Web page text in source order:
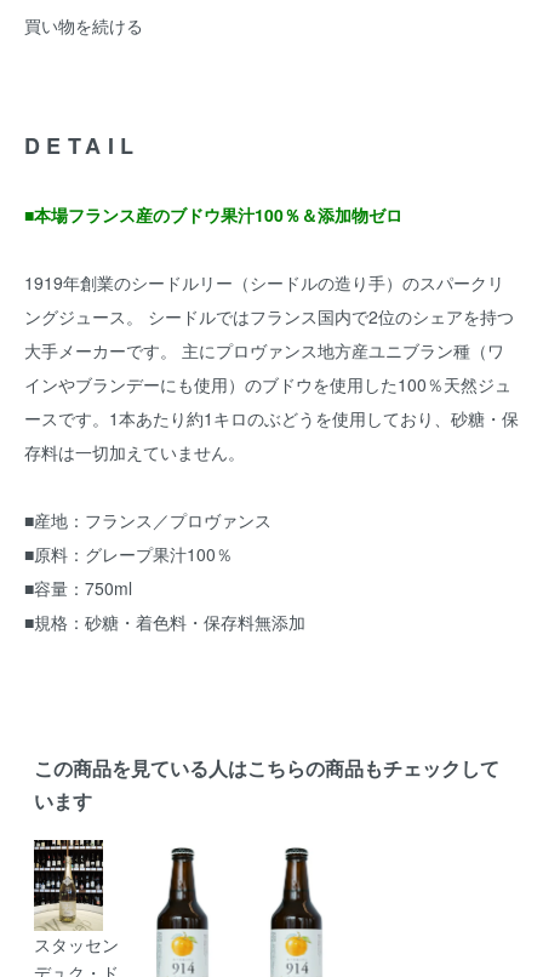
買い物を続ける
DETAIL
■本場フランス産のブドウ果汁100％＆添加物ゼロ
1919年創業のシードルリー（シードルの造り手）のスパークリ
ングジュース。 シードルではフランス国内で2位のシェアを持つ
大手メーカーです。 主にプロヴァンス地方産ユニブラン種（ワ
インやブランデーにも使用）のブドウを使用した100％天然ジュ
ースです。1本あたり約1キロのぶどうを使用しており、砂糖・保
存料は一切加えていません。
■産地：フランス／プロヴァンス
■原料：グレープ果汁100％
■容量：750ml
■規格：砂糖・着色料・保存料無添加
この商品を見ている人はこちらの商品もチェックして
います
スタッセン
デュク・ド